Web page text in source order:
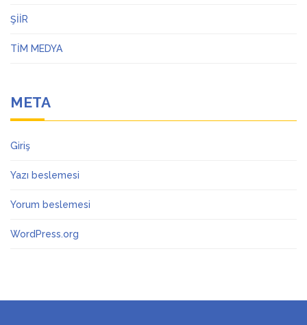
ŞİİR
TİM MEDYA
META
Giriş
Yazı beslemesi
Yorum beslemesi
WordPress.org